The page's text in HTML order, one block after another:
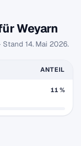
Weyarn
Stand 14. Mai 2026.
ANTEIL
11 %